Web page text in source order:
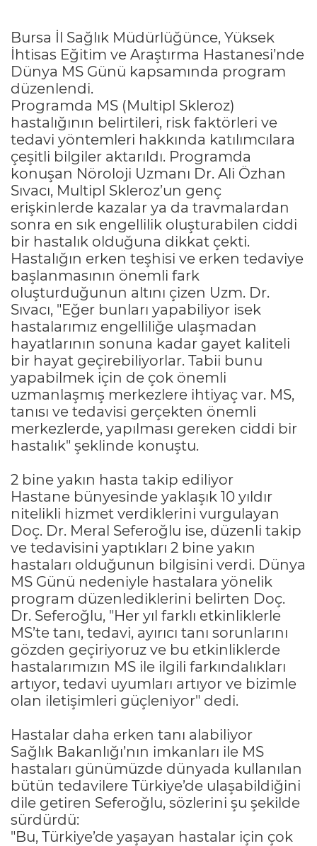
Bursa İl Sağlık Müdürlüğünce, Yüksek
İhtisas Eğitim ve Araştırma Hastanesi’nde
Dünya MS Günü kapsamında program
düzenlendi.
Programda MS (Multipl Skleroz)
hastalığının belirtileri, risk faktörleri ve
tedavi yöntemleri hakkında katılımcılara
çeşitli bilgiler aktarıldı. Programda
konuşan Nöroloji Uzmanı Dr. Ali Özhan
Sıvacı, Multipl Skleroz’un genç
erişkinlerde kazalar ya da travmalardan
sonra en sık engellilik oluşturabilen ciddi
bir hastalık olduğuna dikkat çekti.
Hastalığın erken teşhisi ve erken tedaviye
başlanmasının önemli fark
oluşturduğunun altını çizen Uzm. Dr.
Sıvacı, "Eğer bunları yapabiliyor isek
hastalarımız engelliliğe ulaşmadan
hayatlarının sonuna kadar gayet kaliteli
bir hayat geçirebiliyorlar. Tabii bunu
yapabilmek için de çok önemli
uzmanlaşmış merkezlere ihtiyaç var. MS,
tanısı ve tedavisi gerçekten önemli
merkezlerde, yapılması gereken ciddi bir
hastalık" şeklinde konuştu.
2 bine yakın hasta takip ediliyor
Hastane bünyesinde yaklaşık 10 yıldır
nitelikli hizmet verdiklerini vurgulayan
Doç. Dr. Meral Seferoğlu ise, düzenli takip
ve tedavisini yaptıkları 2 bine yakın
hastaları olduğunun bilgisini verdi. Dünya
MS Günü nedeniyle hastalara yönelik
program düzenlediklerini belirten Doç.
Dr. Seferoğlu, "Her yıl farklı etkinliklerle
MS’te tanı, tedavi, ayırıcı tanı sorunlarını
gözden geçiriyoruz ve bu etkinliklerde
hastalarımızın MS ile ilgili farkındalıkları
artıyor, tedavi uyumları artıyor ve bizimle
olan iletişimleri güçleniyor" dedi.
Hastalar daha erken tanı alabiliyor
Sağlık Bakanlığı’nın imkanları ile MS
hastaları günümüzde dünyada kullanılan
bütün tedavilere Türkiye’de ulaşabildiğini
dile getiren Seferoğlu, sözlerini şu şekilde
sürdürdü:
"Bu, Türkiye’de yaşayan hastalar için çok